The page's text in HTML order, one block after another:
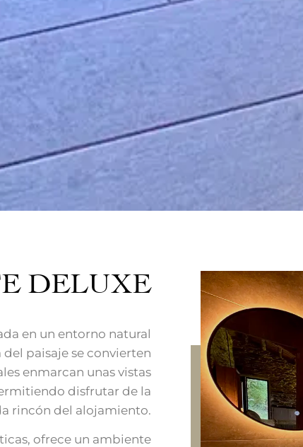
DELUXE
en un entorno natural
paisaje se convierten
enmarcan unas vistas
disfrutar de la
rincón del alojamiento.
ofrece un ambiente